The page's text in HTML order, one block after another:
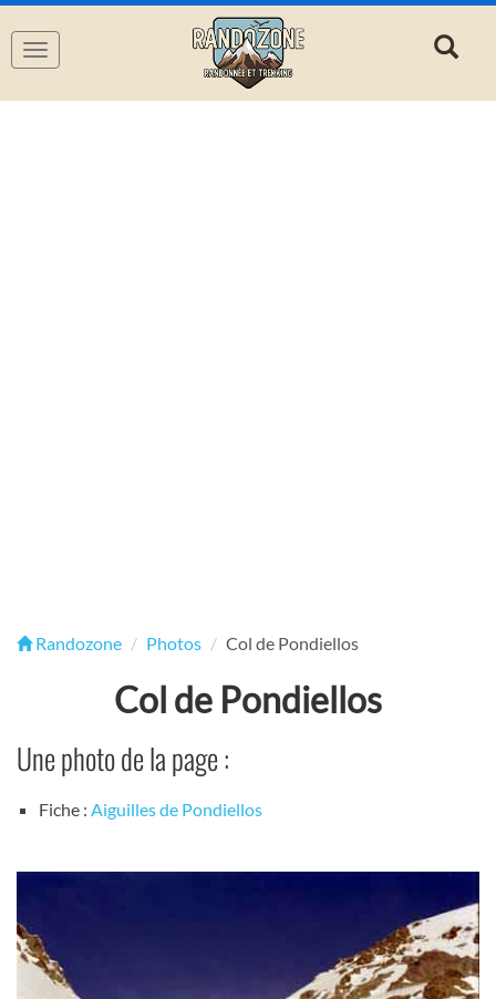
Navigation
Randozone Photos Col de Pondiellos
Col de Pondiellos
Une photo de la page :
Fiche : Aiguilles de Pondiellos